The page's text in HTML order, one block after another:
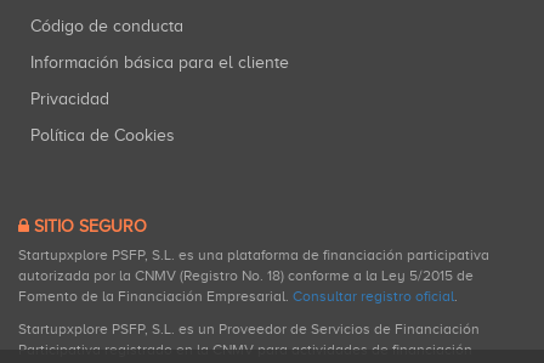
Código de conducta
Información básica para el cliente
Privacidad
Política de Cookies
SITIO SEGURO
Startupxplore PSFP, S.L. es una plataforma de financiación participativa
autorizada por la CNMV (Registro No. 18) conforme a la Ley 5/2015 de
Fomento de la Financiación Empresarial. Consultar registro oficial.
Startupxplore PSFP, S.L. es un Proveedor de Servicios de Financiación
Participativa registrado en la CNMV para actividades de financiación